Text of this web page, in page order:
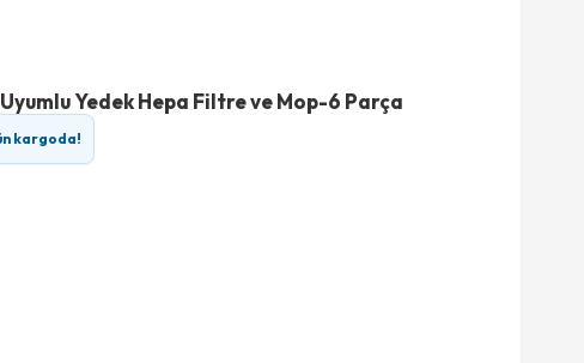
Yedek Hepa Filtre ve Mop-6 Parça
kargoda!